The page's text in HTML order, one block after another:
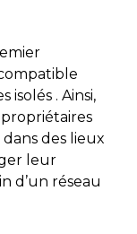
isolés . Ainsi,
des lieux
leur
d’un réseau